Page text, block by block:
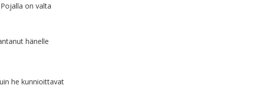
on valta
hänelle
he kunnioittavat